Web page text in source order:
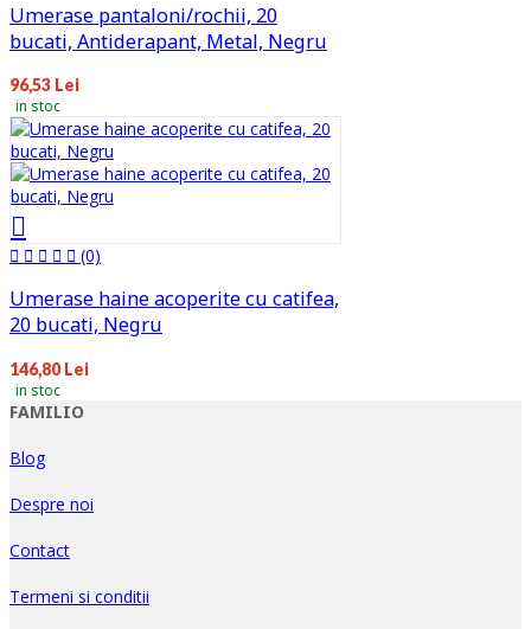
Umerase pantaloni/rochii, 20
bucati, Antiderapant, Metal, Negru
96,53 Lei
in stoc
(0)
Umerase haine acoperite cu catifea,
20 bucati, Negru
146,80 Lei
in stoc
FAMILIO
Blog
Despre noi
Contact
Termeni si conditii